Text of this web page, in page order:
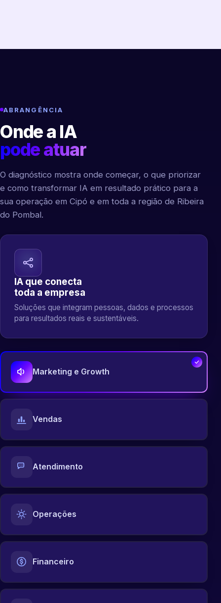
ABRANGÊNCIA
Onde a IA
pode atuar
O diagnóstico mostra onde começar, o que priorizar
e como transformar IA em resultado prático para a
sua operação em Cipó e em toda a região de Ribeira
do Pombal.
IA que conecta
toda a empresa
Soluções que integram pessoas, dados e processos
para resultados reais e sustentáveis.
Marketing e Growth
Vendas
Atendimento
Operações
Financeiro